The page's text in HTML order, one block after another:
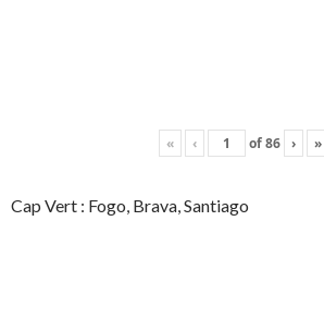
« ‹ of86 › »
Cap Vert : Fogo, Brava, Santiago